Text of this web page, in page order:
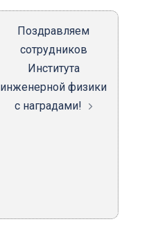
Поздравляем
сотрудников
Института
инженерной физики
с наградами!